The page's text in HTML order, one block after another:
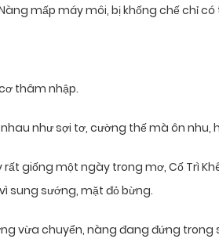
mấp máy môi, bị khống chế chỉ có
thâm nhập.
như sợi tơ, cường thế mà ôn nhu,
giống một ngày trong mơ, Cố Trì
sung sướng, mặt đỏ bừng.
vừa chuyển, nàng đang đứng trong